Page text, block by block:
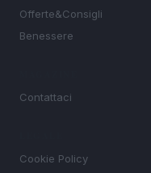
Offerte&Consigli
Benessere
Contattaci
Cookie Policy